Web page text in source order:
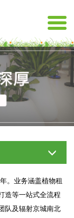
。业务涵盖植物租
造等一站式全流程
队及辐射京城南北